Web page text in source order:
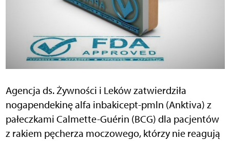
Agencja ds. Żywności i Leków zatwierdziła
nogapendekinę alfa inbakicept-pmln (Anktiva) z
pałeczkami Calmette-Guérin (BCG) dla pacjentów
z rakiem pęcherza moczowego, którzy nie reagują